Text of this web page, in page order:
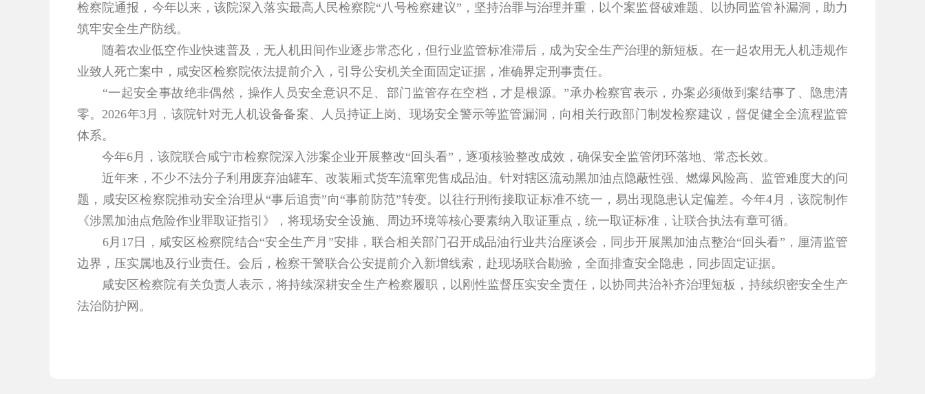
检察院通报，今年以来，该院深入落实最高人民检察院“八号检察建议”，坚持治罪与治理并重，以个案监督破难题、以协同监管补漏洞，助力
筑牢安全生产防线。
随着农业低空作业快速普及，无人机田间作业逐步常态化，但行业监管标准滞后，成为安全生产治理的新短板。在一起农用无人机违规作
业致人死亡案中，咸安区检察院依法提前介入，引导公安机关全面固定证据，准确界定刑事责任。
“一起安全事故绝非偶然，操作人员安全意识不足、部门监管存在空档，才是根源。”承办检察官表示，办案必须做到案结事了、隐患清
零。2026年3月，该院针对无人机设备备案、人员持证上岗、现场安全警示等监管漏洞，向相关行政部门制发检察建议，督促健全全流程监管
体系。
今年6月，该院联合咸宁市检察院深入涉案企业开展整改“回头看”，逐项核验整改成效，确保安全监管闭环落地、常态长效。
近年来，不少不法分子利用废弃油罐车、改装厢式货车流窜兜售成品油。针对辖区流动黑加油点隐蔽性强、燃爆风险高、监管难度大的问
题，咸安区检察院推动安全治理从“事后追责”向“事前防范”转变。以往行刑衔接取证标准不统一，易出现隐患认定偏差。今年4月，该院制作
《涉黑加油点危险作业罪取证指引》，将现场安全设施、周边环境等核心要素纳入取证重点，统一取证标准，让联合执法有章可循。
6月17日，咸安区检察院结合“安全生产月”安排，联合相关部门召开成品油行业共治座谈会，同步开展黑加油点整治“回头看”，厘清监管
边界，压实属地及行业责任。会后，检察干警联合公安提前介入新增线索，赴现场联合勘验，全面排查安全隐患，同步固定证据。
咸安区检察院有关负责人表示，将持续深耕安全生产检察履职，以刚性监督压实安全责任，以协同共治补齐治理短板，持续织密安全生产
法治防护网。